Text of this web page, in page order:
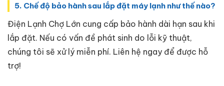
5. Chế độ bảo hành sau lắp đặt máy lạnh như thế nào?
Điện Lạnh Chợ Lớn cung cấp bảo hành dài hạn sau khi
lắp đặt. Nếu có vấn đề phát sinh do lỗi kỹ thuật,
chúng tôi sẽ xử lý miễn phí. Liên hệ ngay để được hỗ
trợ!